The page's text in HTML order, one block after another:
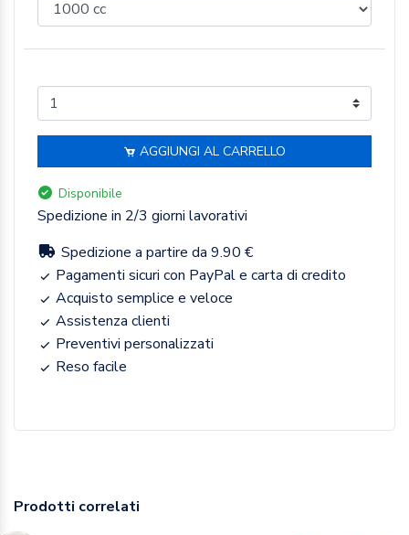
AGGIUNGI AL CARRELLO
Disponibile
Spedizione in 2/3 giorni lavorativi
Spedizione a partire da 9.90 €
Pagamenti sicuri con PayPal e carta di credito
Acquisto semplice e veloce
Assistenza clienti
Preventivi personalizzati
Reso facile
Prodotti correlati